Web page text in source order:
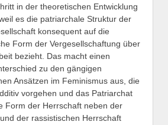
in der theoretischen Entwicklung
es die patriarchale Struktur der
konsequent auf die
Form der Vergesellschaftung über
bezieht. Das macht einen
zu den gängigen
Ansätzen im Feminismus aus, die
vorgehen und das Patriarchat
Form der Herrschaft neben der
der rassistischen Herrschaft